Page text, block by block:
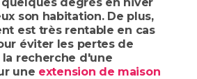
son habitation. De plus,
est très rentable en cas
éviter les pertes de
recherche d'une
une extension de maison